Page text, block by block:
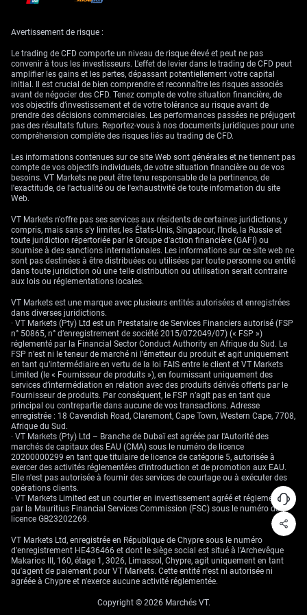
lesquelles les négociations avec l’Iran avançaient de manière « ordonnée
qui a évité que le marché n’anticipe trop vite une résolution totale.
The US and Iran are closing in on a deal that would
reopen the Strait of Hormuz, senior US officials said
Sunday, even as President Donald Trump insisted he
would not “rush” into an agreement.
https://t.co/LUYt7HWZQR
— Bloomberg (@business)May 25, 2026
Les opérateurs sur le pétrole ont fortement réagi. Les prix du brut ont
chuté de plus de
5%, effaçant une partie de la hausse liée au blocus des
ports iraniens et à la fermeture de fait du détroit d’Ormuz plus tôt cette
année. Le détroit assure environun cinquièmede l’approvisionnement
mondial en pétrole : même une réouverture partielle allégerait la
pression sur les carburants, le transport maritime et les secteurs
sensibles à l’inflation.
Three tankers loaded with LNG appear to have crossed the
Strait of Hormuz in recent days, as suppliers in Qatar and
the UAE attempt to get fuel out to key buyers despite the
near-total closure of the waterway
https://t.co/fQa37ARMuo
— Bloomberg (@business)
Selon AP, le brut américain est tombé à
reculait à99,38 $ , après les propos de Trump sur l’avancée des
discussions avec l’Iran.
Cette évolution aide le Japon à plusieurs niveaux : un pétrole moins cher
réduit les coûts d’importation, améliore les marges (la rentabilité) des
industriels, soutient la consommation des ménages et diminue le risque
que l’inflation importée pousse la Banque du Japon à réagir plus
fortement.
Des volumes réduits pendant les jours fériés amplifient
le mouvement
La hausse s’est aussi produite dans un contexte de volumes faibles liés
aux jours fériés. Les marchés de Hong Kong et de Corée du Sud étaient
fermés, et les marchés américains à l’arrêt pour le Memorial Day. Une
liquidité plus faible (moins d’acheteurs et de vendeurs) peut accentuer
les variations de prix, surtout lorsqu’un facteur macroéconomique
majeur intervient en début de semaine.
Cela explique une partie du mouvement. Les investisseurs ont réagi à la
détente sur le pétrole, à l’optimisme autour de l’IA (intelligence
artificielle) et à un dollar plus faible, mais le contexte de jours fériés a
probablement rendu la hausse plus spectaculaire qu’en séance
mondiale normale.
investors warn amid AI boomhttps://t.co/gpD1y72ytn
Avertissement de risque :
Le trading de CFD comporte un niveau de risque élevé et peut ne pas
convenir à tous les investisseurs. L'effet de levier dans le trading de CFD peut
amplifier les gains et les pertes, dépassant potentiellement votre capital
initial. Il est crucial de bien comprendre et reconnaître les risques associés
avant de négocier des CFD. Tenez compte de votre situation financière, de
vos objectifs d’investissement et de votre tolérance au risque avant de
prendre des décisions commerciales. Les performances passées ne préjugent
pas des résultats futurs. Reportez-vous à nos documents juridiques pour une
compréhension complète des risques liés au trading de CFD.
Les informations contenues sur ce site Web sont générales et ne tiennent pas
compte de vos objectifs individuels, de votre situation financière ou de vos
besoins. VT Markets ne peut être tenu responsable de la pertinence, de
l'exactitude, de l'actualité ou de l'exhaustivité de toute information du site
Web.
VT Markets n'offre pas ses services aux résidents de certaines juridictions, y
compris, mais sans s'y limiter, les États-Unis, Singapour, l'Inde, la Russie et
toute juridiction répertoriée par le Groupe d'action financière (GAFI) ou
soumise à des sanctions internationales. Les informations sur ce site web ne
sont pas destinées à être distribuées ou utilisées par toute personne ou entité
dans toute juridiction où une telle distribution ou utilisation serait contraire
aux lois ou réglementations locales.
VT Markets est une marque avec plusieurs entités autorisées et enregistrées
dans diverses juridictions.
· VT Markets (Pty) Ltd est un Prestataire de Services Financiers autorisé (FSP
n° 50865, n° d’enregistrement de société 2015/072049/07) (« FSP »)
réglementé par la Financial Sector Conduct Authority en Afrique du Sud. Le
FSP n’est ni le teneur de marché ni l’émetteur du produit et agit uniquement
en tant qu’intermédiaire en vertu de la loi FAIS entre le client et VT Markets
Limited (le « Fournisseur de produits »), en fournissant uniquement des
services d’intermédiation en relation avec des produits dérivés offerts par le
Fournisseur de produits. Par conséquent, le FSP n’agit pas en tant que
principal ou contrepartie dans aucune de vos transactions. Adresse
enregistrée : 18 Cavendish Road, Claremont, Cape Town, Western Cape, 7708,
Afrique du Sud.
· VT Markets (Pty) Ltd – Branche de Dubaï est agréée par l'Autorité des
marchés de capitaux des EAU (CMA) sous le numéro de licence
20200000299 en tant que titulaire de licence de catégorie 5, autorisée à
exercer des activités réglementées d'introduction et de promotion aux EAU.
Elle n'est pas autorisée à fournir des services de courtage ou à exécuter des
opérations clients.
· VT Markets Limited est un courtier en investissement agréé et réglementé
par la Mauritius Financial Services Commission (FSC) sous le numéro de
licence GB23202269.
VT Markets Ltd, enregistrée en République de Chypre sous le numéro
d'enregistrement HE436466 et dont le siège social est situé à l'Archevêque
Makarios III, 160, étage 1, 3026, Limassol, Chypre, agit uniquement en tant
qu'agent de paiement pour VT Markets. Cette entité n'est ni autorisée ni
agréée à Chypre et n'exerce aucune activité réglementée.
Copyright © 2026 Marchés VT.